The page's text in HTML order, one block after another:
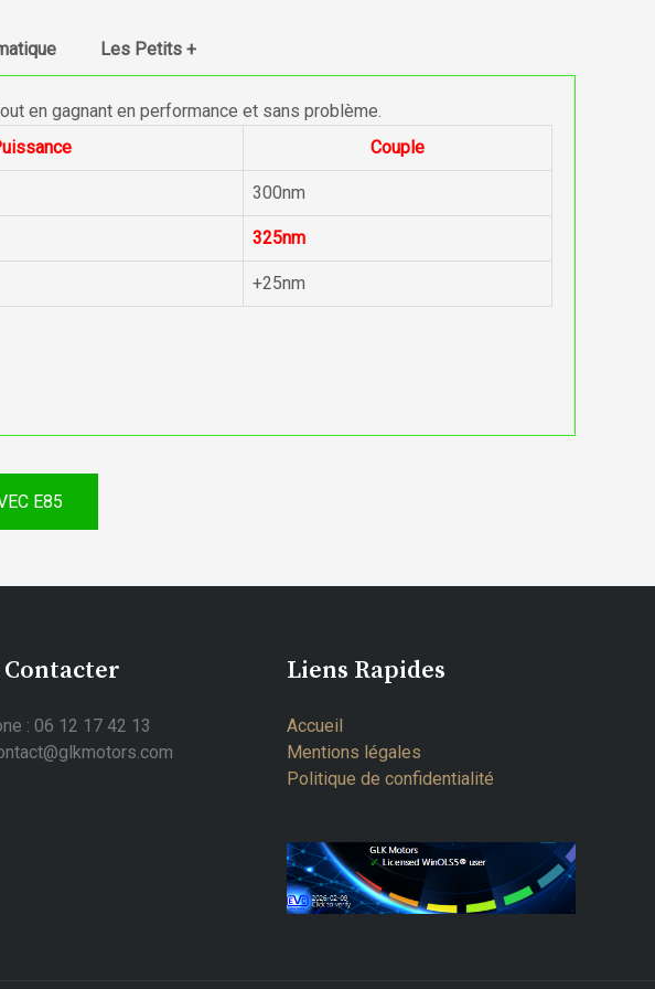
Les Petits +
en gagnant en performance et sans problème.
Couple
300nm
325nm
+25nm
E85
Contacter
: 06 12 17 42 13
Liens Rapides
Accueil
Mentions légales
Politique de confidentialité